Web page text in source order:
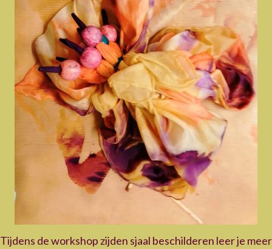
Tijdens de workshop zijden sjaal beschilderen leer je meer